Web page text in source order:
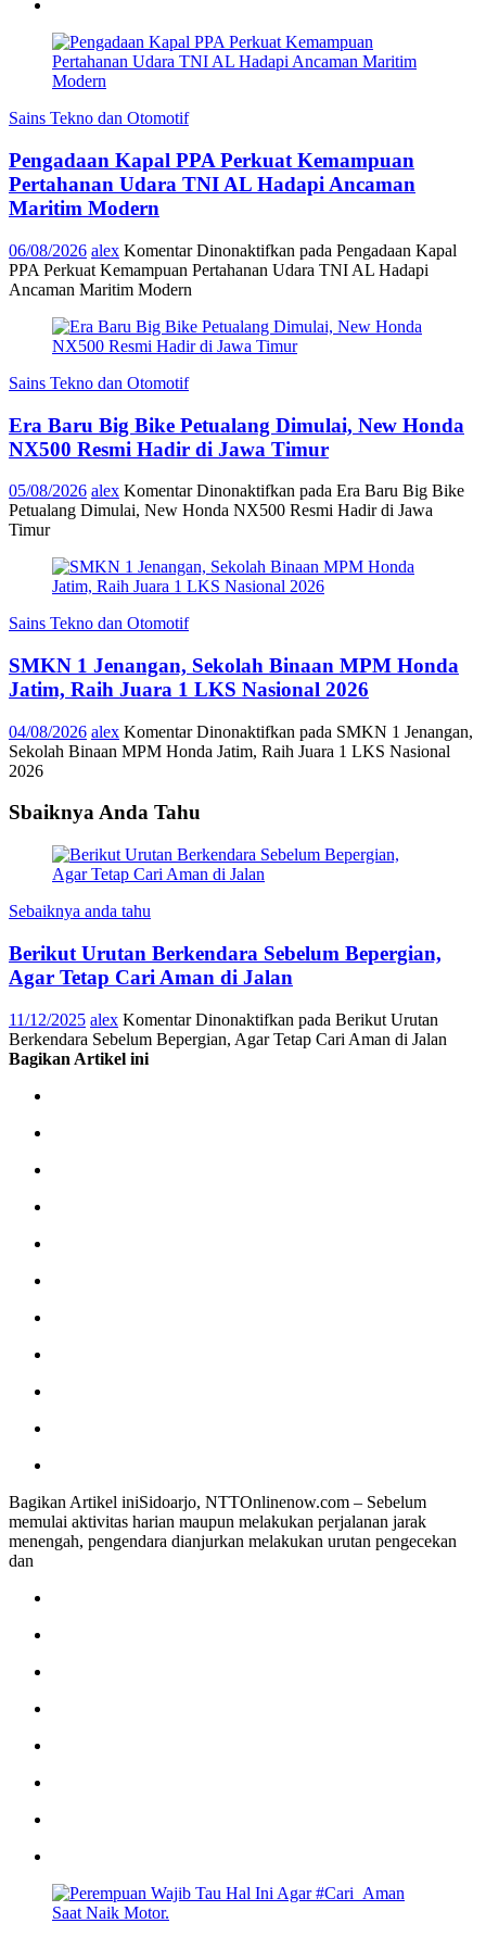
Sains Tekno dan Otomotif
Pengadaan Kapal PPA Perkuat Kemampuan
Pertahanan Udara TNI AL Hadapi Ancaman
Maritim Modern
06/08/2026 alex Komentar Dinonaktifkan pada Pengadaan Kapal
PPA Perkuat Kemampuan Pertahanan Udara TNI AL Hadapi
Ancaman Maritim Modern
Sains Tekno dan Otomotif
Era Baru Big Bike Petualang Dimulai, New Honda
NX500 Resmi Hadir di Jawa Timur
05/08/2026 alex Komentar Dinonaktifkan pada Era Baru Big Bike
Petualang Dimulai, New Honda NX500 Resmi Hadir di Jawa
Timur
Sains Tekno dan Otomotif
SMKN 1 Jenangan, Sekolah Binaan MPM Honda
Jatim, Raih Juara 1 LKS Nasional 2026
04/08/2026 alex Komentar Dinonaktifkan pada SMKN 1 Jenangan,
Sekolah Binaan MPM Honda Jatim, Raih Juara 1 LKS Nasional
2026
Sbaiknya Anda Tahu
Sebaiknya anda tahu
Berikut Urutan Berkendara Sebelum Bepergian,
Agar Tetap Cari Aman di Jalan
11/12/2025 alex Komentar Dinonaktifkan pada Berikut Urutan
Berkendara Sebelum Bepergian, Agar Tetap Cari Aman di Jalan
Bagikan Artikel ini
Bagikan Artikel iniSidoarjo, NTTOnlinenow.com – Sebelum
memulai aktivitas harian maupun melakukan perjalanan jarak
menengah, pengendara dianjurkan melakukan urutan pengecekan
dan